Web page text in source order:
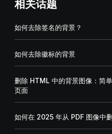
相关话题
如何去除签名的背景？
如何去除徽标的背景
删除 HTML 中的背景图像：简
页面
如何在 2025 年从 PDF 图像中